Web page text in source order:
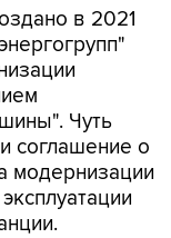
в 2021
Чуть
соглашение о
модернизации